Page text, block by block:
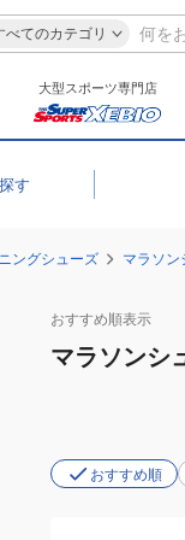
べてのカテゴリ
大型スポーツ専門店
ングシューズ マラソン
おすすめ順表示
マラソンシ
おすすめ順